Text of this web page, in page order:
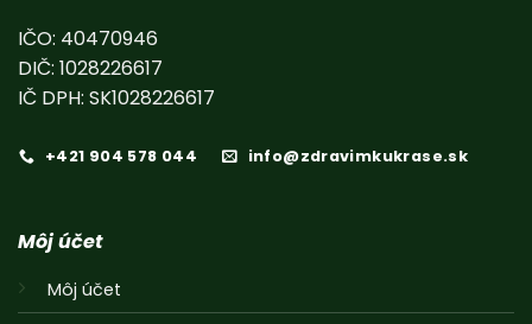
IČO: 40470946
DIČ: 1028226617
IČ DPH: SK1028226617
+421 904 578 044 info@zdravimkukrase.sk
Môj účet
Môj účet